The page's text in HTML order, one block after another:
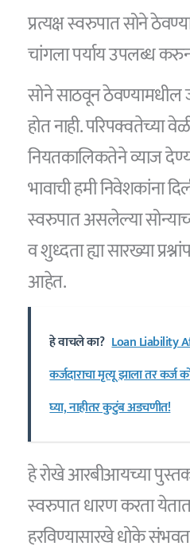
प्रत्यक्ष स्वरुपात सोने
चांगला पर्याय उपलब्ध
सोने साठवून ठेवण्यामधील
होत नाही. परिपक्वतेच्या
नियतकालिकतेने व्याज
भावाची हमी निवेशकांना
स्वरुपात असलेल्या
व शुध्दता ह्या सारख्या
आहेत.
हे वाचले का? Loan Liability
कर्जदाराचा मृत्यू झाला तर
घ्या, नाहीतर कुटुंब अडचणीत!
हे रोखे आरबीआयच्या
स्वरुपात धारण करता
हरविण्यासारखे धोके संभवत